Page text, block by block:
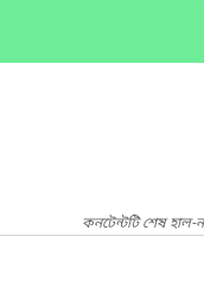
কনটেন্টটি শেষ